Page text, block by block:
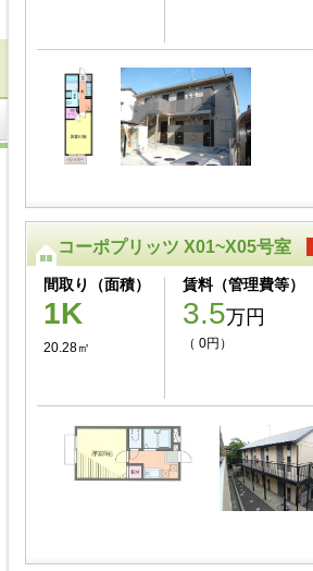
コーポプリッツ X01~X05号室
間取り（面積）
1K
20.28㎡
賃料（管理費等）
3.5万円
（ 0円）